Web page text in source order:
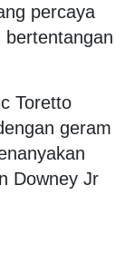
percaya
bertentangan
Toretto
geram
Downey Jr